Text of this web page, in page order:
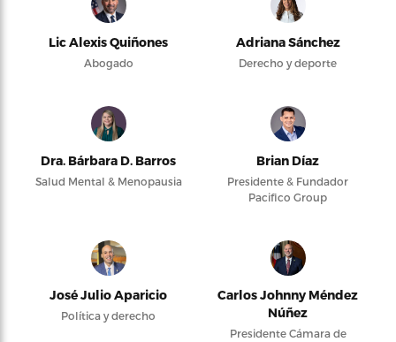
Lic Alexis Quiñones
Abogado
Adriana Sánchez
Derecho y deporte
Dra. Bárbara D. Barros
Salud Mental & Menopausia
Brian Díaz
Presidente & Fundador
Pacifico Group
José Julio Aparicio
Política y derecho
Carlos Johnny Méndez
Núñez
Presidente Cámara de